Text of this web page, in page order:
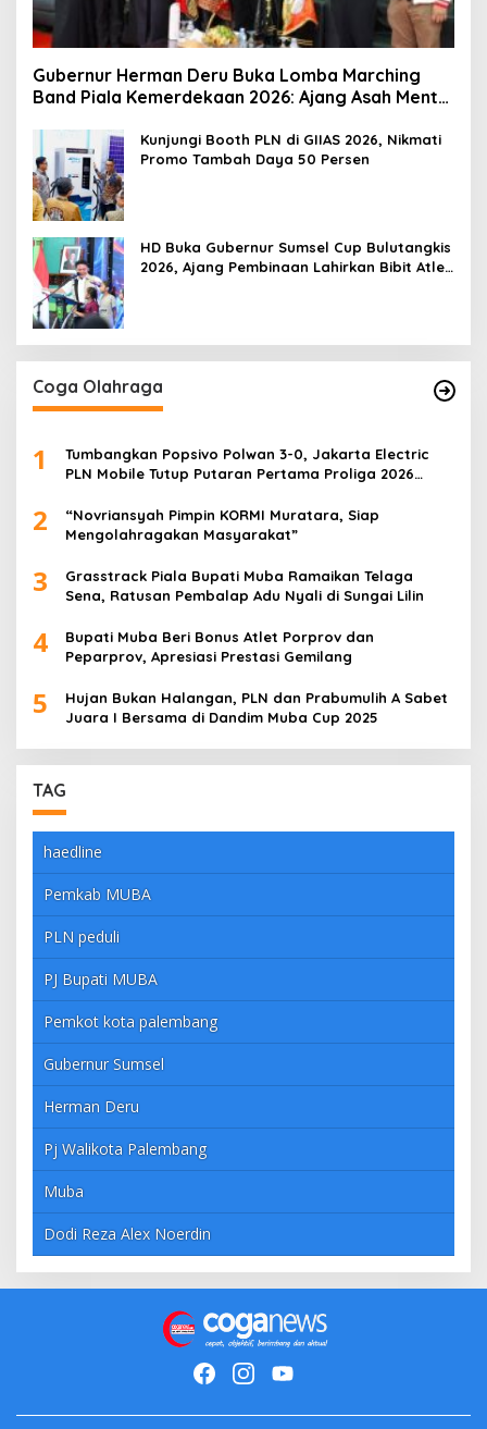
Gubernur Herman Deru Buka Lomba Marching
Band Piala Kemerdekaan 2026: Ajang Asah Mental
Kunjungi Booth PLN di GIIAS 2026, Nikmati
Promo Tambah Daya 50 Persen
HD Buka Gubernur Sumsel Cup Bulutangkis
2026, Ajang Pembinaan Lahirkan Bibit Atlet
Coga Olahraga
1
Tumbangkan Popsivo Polwan 3-0, Jakarta Electric
PLN Mobile Tutup Putaran Pertama Proliga 2026
2
“Novriansyah Pimpin KORMI Muratara, Siap
Mengolahragakan Masyarakat”
3
Grasstrack Piala Bupati Muba Ramaikan Telaga
Sena, Ratusan Pembalap Adu Nyali di Sungai Lilin
4
Bupati Muba Beri Bonus Atlet Porprov dan
Peparprov, Apresiasi Prestasi Gemilang
5
Hujan Bukan Halangan, PLN dan Prabumulih A Sabet
Juara I Bersama di Dandim Muba Cup 2025
TAG
haedline
Pemkab MUBA
PLN peduli
PJ Bupati MUBA
Pemkot kota palembang
Gubernur Sumsel
Herman Deru
Pj Walikota Palembang
Muba
Dodi Reza Alex Noerdin